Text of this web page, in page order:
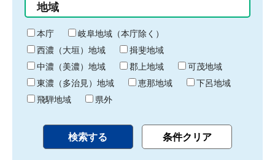
り
終
わ
り
地域
本庁
岐阜地域（本庁除く）
西濃（大垣）地域
揖斐地域
中濃（美濃）地域
郡上地域
可茂地域
東濃（多治見）地域
恵那地域
下呂地域
飛騨地域
県外